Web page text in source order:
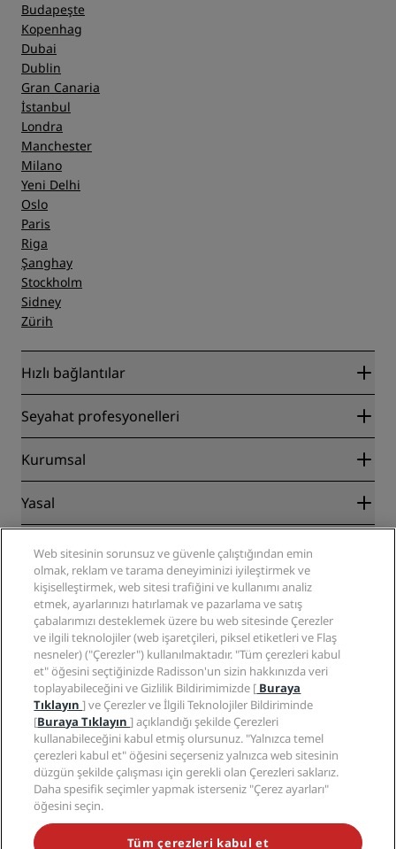
Budapeşte
Kopenhag
Dubai
Dublin
Gran Canaria
İstanbul
Londra
Manchester
Milano
Yeni Delhi
Oslo
Paris
Riga
Şanghay
Stockholm
Sidney
Zürih
Hızlı bağlantılar
Radisson Rewards
Blog
Destinasyonlar
Radisson Hotels Uygulaması
Sports Approved oteller
Aile Dostu Oteller
Sağlık ve Güvenlik
Seyahat profesyonelleri
İş Ortakları
Kurumsal
Radisson Hotel Group
Kariyer PPHE
EHL Kariyer
The Club by RHG
Geliştirme fırsatları
Sorumlu İşletme
Satın Alma
Yasal
Yasal bildirim
Radisson Rewards hüküm ve koşulları
Site kullanım sözleşmesi
Dijital Erişilebilirlik
Modern Kölelik Beyanı
Yardım
Tüketici uyarıları
İletişim
SSS
Site haritası
Sosyal medya
Radisson Hotels Markaları
POPÜLER KAMPANYALARIMIZI KAÇIRMAYIN
Erişilebilirlik
Web sitesinin sorunsuz ve güvenle çalıştığından emin
olmak, reklam ve tarama deneyiminizi iyileştirmek ve
kişiselleştirmek, web sitesi trafiğini ve kullanımı analiz
etmek, ayarlarınızı hatırlamak ve pazarlama ve satış
çabalarımızı desteklemek üzere bu web sitesinde Çerezler
ve ilgili teknolojiler (web işaretçileri, piksel etiketleri ve Flaş
nesneler) ("Çerezler") kullanılmaktadır. "Tüm çerezleri kabul
et" öğesini seçtiğinizde Radisson'un sizin hakkınızda veri
toplayabileceğini ve Gizlilik Bildirimimizde [ Buraya
Tıklayın] ve Çerezler ve İlgili Teknolojiler Bildiriminde
[Buraya Tıklayın] açıklandığı şekilde Çerezleri
kullanabileceğini kabul etmiş olursunuz. "Yalnızca temel
çerezleri kabul et" öğesini seçerseniz yalnızca web sitesinin
düzgün şekilde çalışması için gerekli olan Çerezleri saklarız.
Daha spesifik seçimler yapmak isterseniz "Çerez ayarları"
öğesini seçin.
Tüm çerezleri kabul et